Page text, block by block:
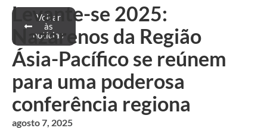
Voltar
às
notícias
Levante-se 2025:
Nazarenos da Região
Ásia-Pacífico se reúnem
para uma poderosa
conferência regiona
agosto 7, 2025